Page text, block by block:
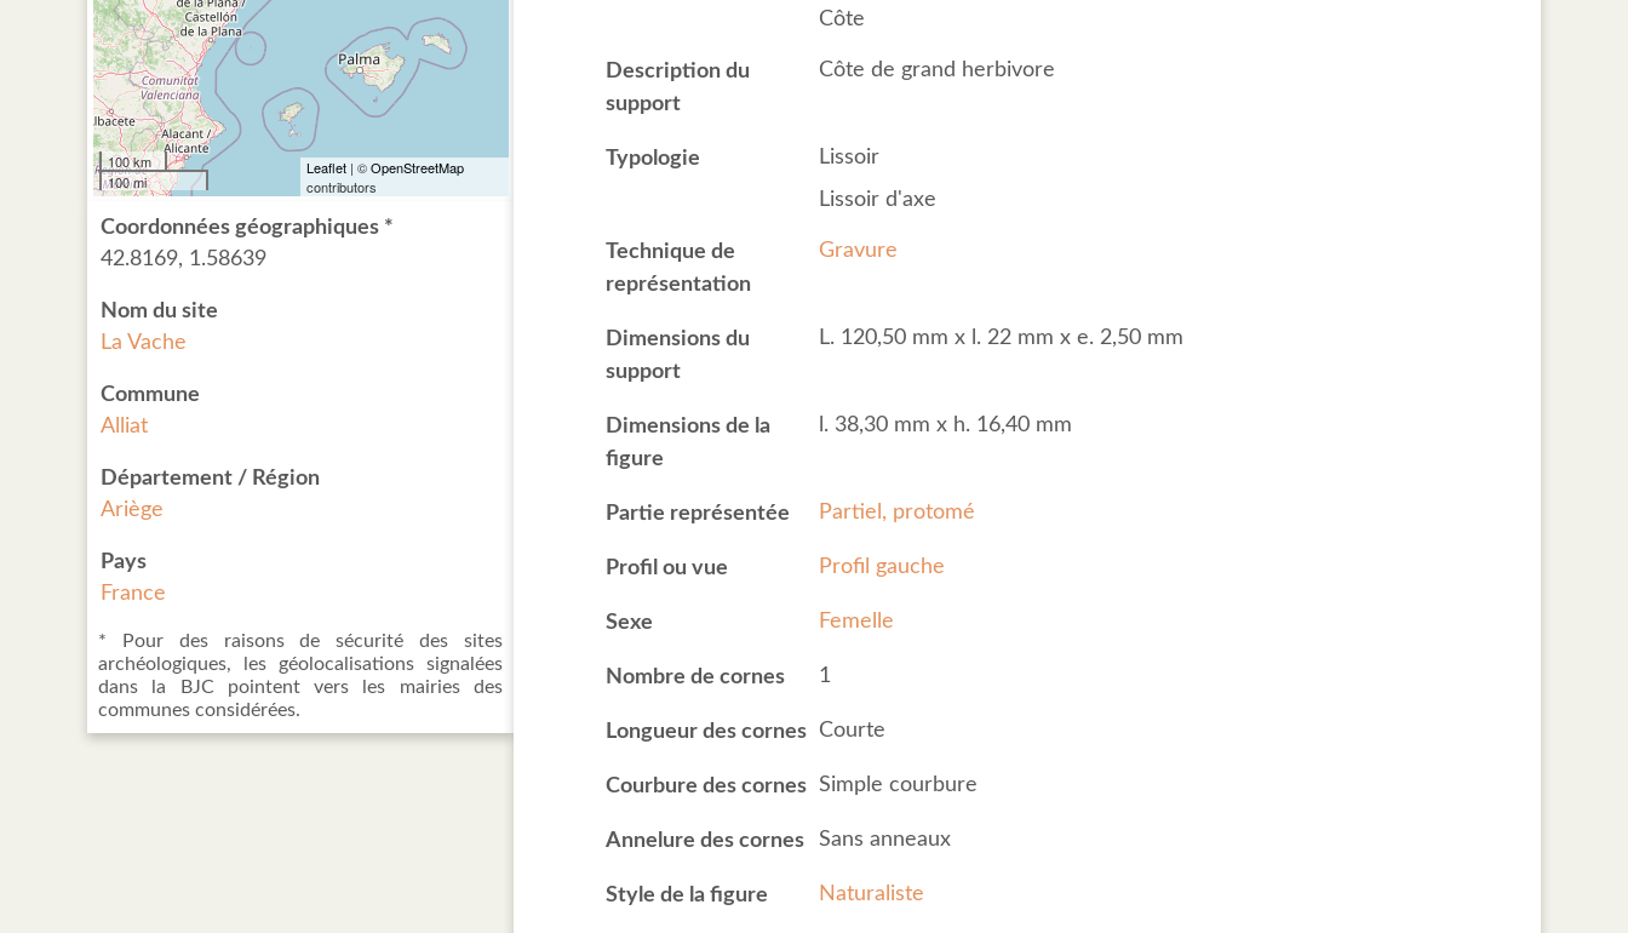
Côte
Description du
support
Côte de grand herbivore
Typologie
Lissoir
Lissoir d'axe
Technique de
représentation
Gravure
Dimensions du
support
L. 120,50 mm x l. 22 mm x e. 2,50 mm
Dimensions de la
figure
l. 38,30 mm x h. 16,40 mm
Partie représentée Partiel, protomé
Profil ou vue Profil gauche
Sexe Femelle
Nombre de cornes 1
Longueur des cornes Courte
Courbure des cornes Simple courbure
Annelure des cornes Sans anneaux
Style de la figure Naturaliste
100 km
100 mi
Leaflet | ©OpenStreetMap
contributors
Coordonnées géographiques *
42.8169, 1.58639
Nom du site
La Vache
Commune
Alliat
Département / Région
Ariège
Pays
France
* Pour des raisons de sécurité des sites
archéologiques, les géolocalisations signalées
dans la BJC pointent vers les mairies des
communes considérées.